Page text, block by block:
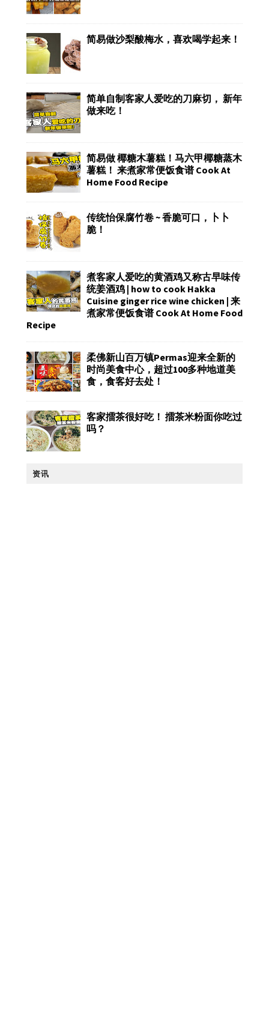
简易做沙梨酸梅水，喜欢喝学起来！
简单自制客家人爱吃的刀麻切， 新年
做来吃！
简易做 椰糖木薯糕！马六甲椰糖蒸木
薯糕！ 来煮家常便饭食谱 Cook At
Home Food Recipe
传统怡保腐竹卷 ~ 香脆可口，卜卜
脆！
煮客家人爱吃的黄酒鸡又称古早味传
统姜酒鸡 | how to cook Hakka
Cuisine ginger rice wine chicken | 来
煮家常便饭食谱 Cook At Home Food
Recipe
柔佛新山百万镇Permas迎来全新的
时尚美食中心，超过100多种地道美
食，食客好去处！
客家擂茶很好吃！ 擂茶米粉面你吃过
吗？
资讯